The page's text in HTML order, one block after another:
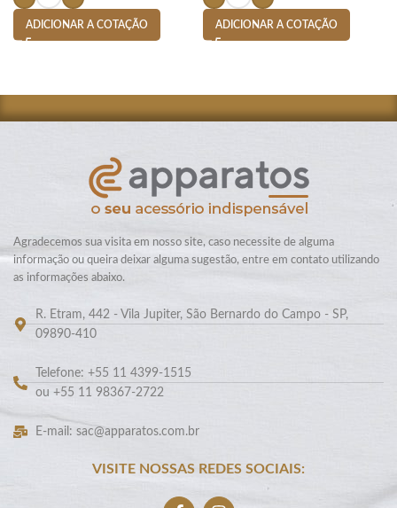
ADICIONAR A COTAÇÃO ADICIONAR A COTAÇÃO
Agradecemos sua visita em nosso site, caso necessite de alguma
informação ou queira deixar alguma sugestão, entre em contato utilizando
as informações abaixo.
R. Etram, 442 - Vila Jupiter, São Bernardo do Campo - SP,
09890-410
Telefone: +55 11 4399-1515
ou +55 11 98367-2722
E-mail: sac@apparatos.com.br
VISITE NOSSAS REDES SOCIAIS: